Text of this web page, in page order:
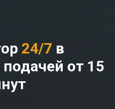
24/7 в
от 15